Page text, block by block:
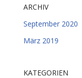
ARCHIV
September 2020
März 2019
KATEGORIEN